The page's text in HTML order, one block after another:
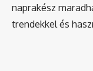
naprakész
trendekkel és